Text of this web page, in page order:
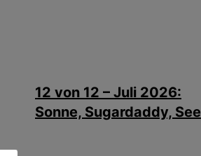
12 von 12 – Juli 2026:
Sonne, Sugardaddy, See